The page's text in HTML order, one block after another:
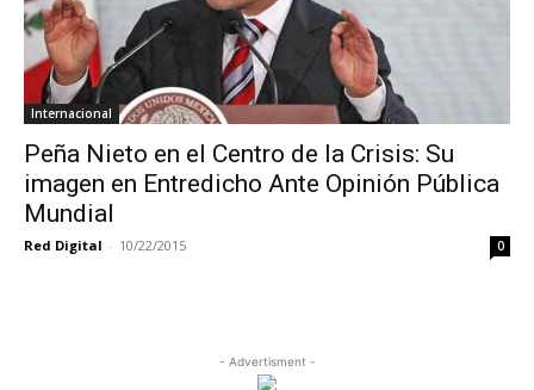
Internacional
Peña Nieto en el Centro de la Crisis: Su
imagen en Entredicho Ante Opinión Pública
Mundial
Red Digital - 10/22/2015 0
- Advertisment -